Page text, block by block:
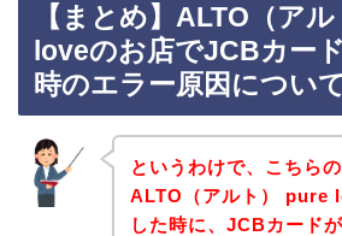
【まとめ】ALTO（ア
loveのお店でJCBカー
時のエラー原因につい
というわけで、こちらの
ALTO（アルト） pure
した時に、JCBカード